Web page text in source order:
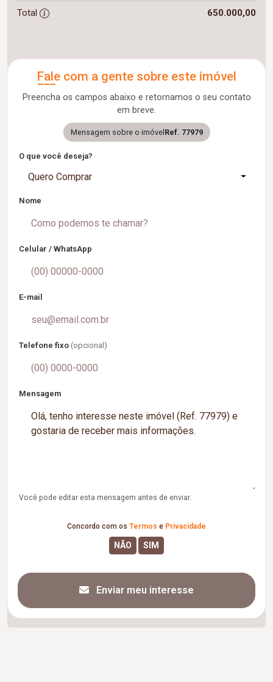
Total 650.000,00
Fale com a gente sobre este imóvel
Preencha os campos abaixo e retornamos o seu contato
em breve.
Mensagem sobre o imóvelRef. 77979
O que você deseja?
Quero Comprar
Nome
Celular / WhatsApp
E-mail
Telefone fixo (opcional)
Mensagem
Você pode editar esta mensagem antes de enviar.
Concordo com os Termos e Privacidade
Enviar meu interesse